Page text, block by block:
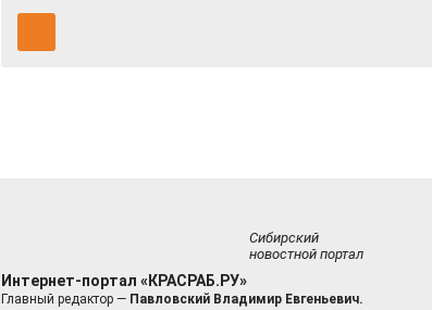
Сибирский
новостной портал
Интернет-портал «КРАСРАБ.РУ»
Главный редактор — Павловский Владимир Евгеньевич.